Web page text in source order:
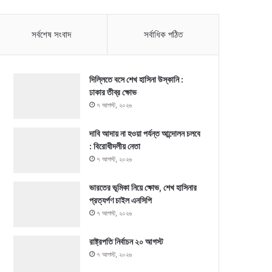
সর্বশেষ সংবাদ সর্বাধিক পঠিত
দিল্লিতে বসে শেখ হাসিনা উস্কানি :
ঢাকার তীব্র ক্ষোভ
৭ আগস্ট, ২০২৬
দাবি আদায় না হওয়া পর্যন্ত আন্দোলন চলবে
: বিরোধীদলীয় নেতা
৭ আগস্ট, ২০২৬
ভারতের ভূমিকা নিয়ে ক্ষোভ, শেখ হাসিনার
প্রত্যর্পণ চাইল এনসিপি
৭ আগস্ট, ২০২৬
রাষ্ট্রপতি নির্বাচন ২০ আগস্ট
৭ আগস্ট, ২০২৬